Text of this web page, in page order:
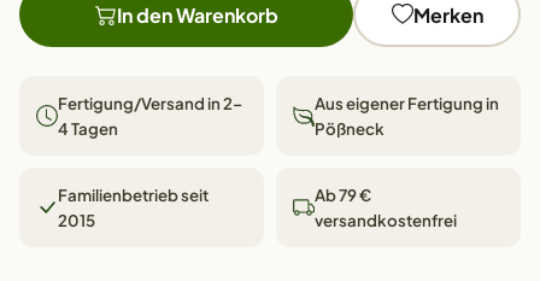
In den Warenkorb Merken
Fertigung/Versand in 2–
4 Tagen
Aus eigener Fertigung in
Pößneck
Familienbetrieb seit
2015
Ab 79 €
versandkostenfrei